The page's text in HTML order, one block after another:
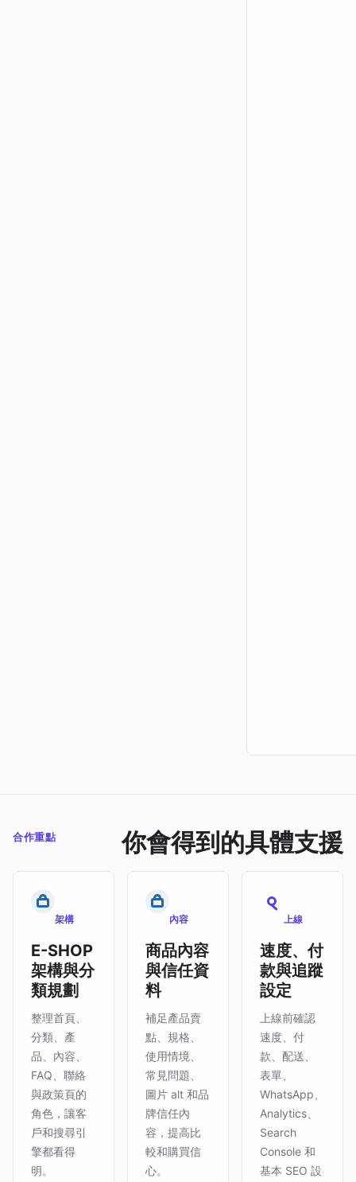
合作重點 你會得到的具體支援
架構
E-SHOP
架構與分
類規劃
整理首頁、
分類、產
品、內容、
FAQ、聯絡
與政策頁的
角色，讓客
戶和搜尋引
擎都看得
明。
內容
商品內容
與信任資
料
補足產品賣
點、規格、
使用情境、
常見問題、
圖片 alt 和品
牌信任內
容，提高比
較和購買信
心。
上線
速度、付
款與追蹤
設定
上線前確認
速度、付
款、配送、
表單、
WhatsApp、
Analytics、
Search
Console 和
基本 SEO 設